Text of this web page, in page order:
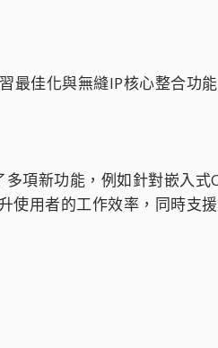
佳化與無縫IP核心整合功
項新功能，例如針對嵌入式
使用者的工作效率，同時支